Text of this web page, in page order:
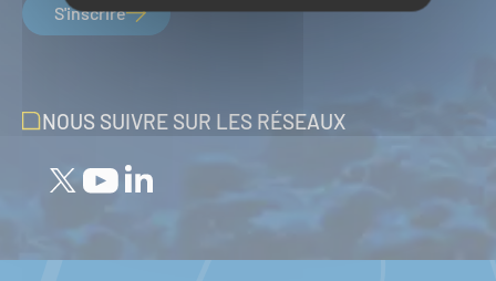
S'inscrire
NOUS SUIVRE SUR LES RÉSEAUX